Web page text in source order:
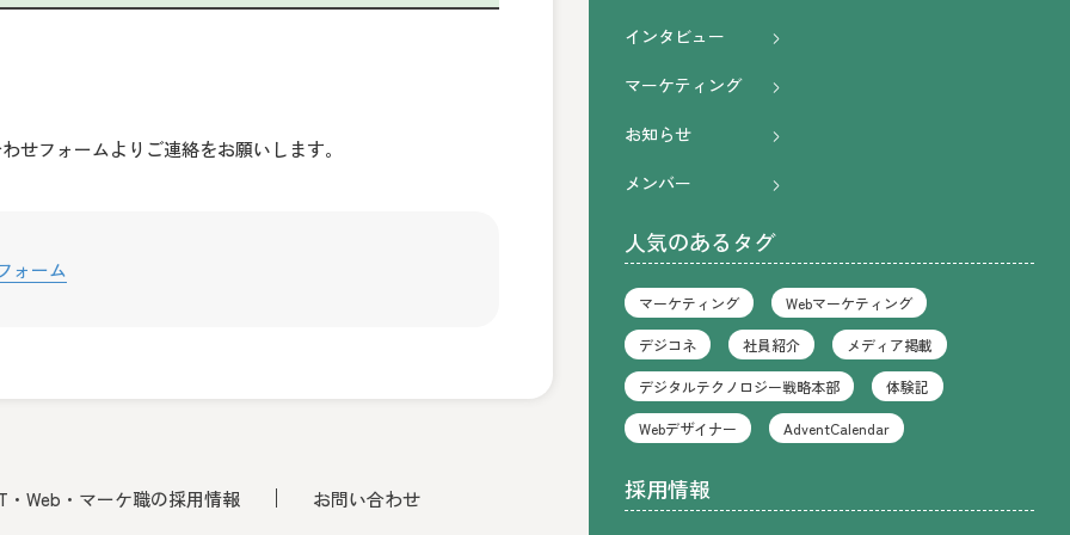
せフォームよりご連絡をお願いします。
ォーム
・Web・マーケ職の採用情報 お問い合わせ
インタビュー
マーケティング
お知らせ
メンバー
人気のあるタグ
マーケティング Webマーケティング
デジコネ 社員紹介 メディア掲載
デジタルテクノロジー戦略本部 体験記
Webデザイナー AdventCalendar
採用情報